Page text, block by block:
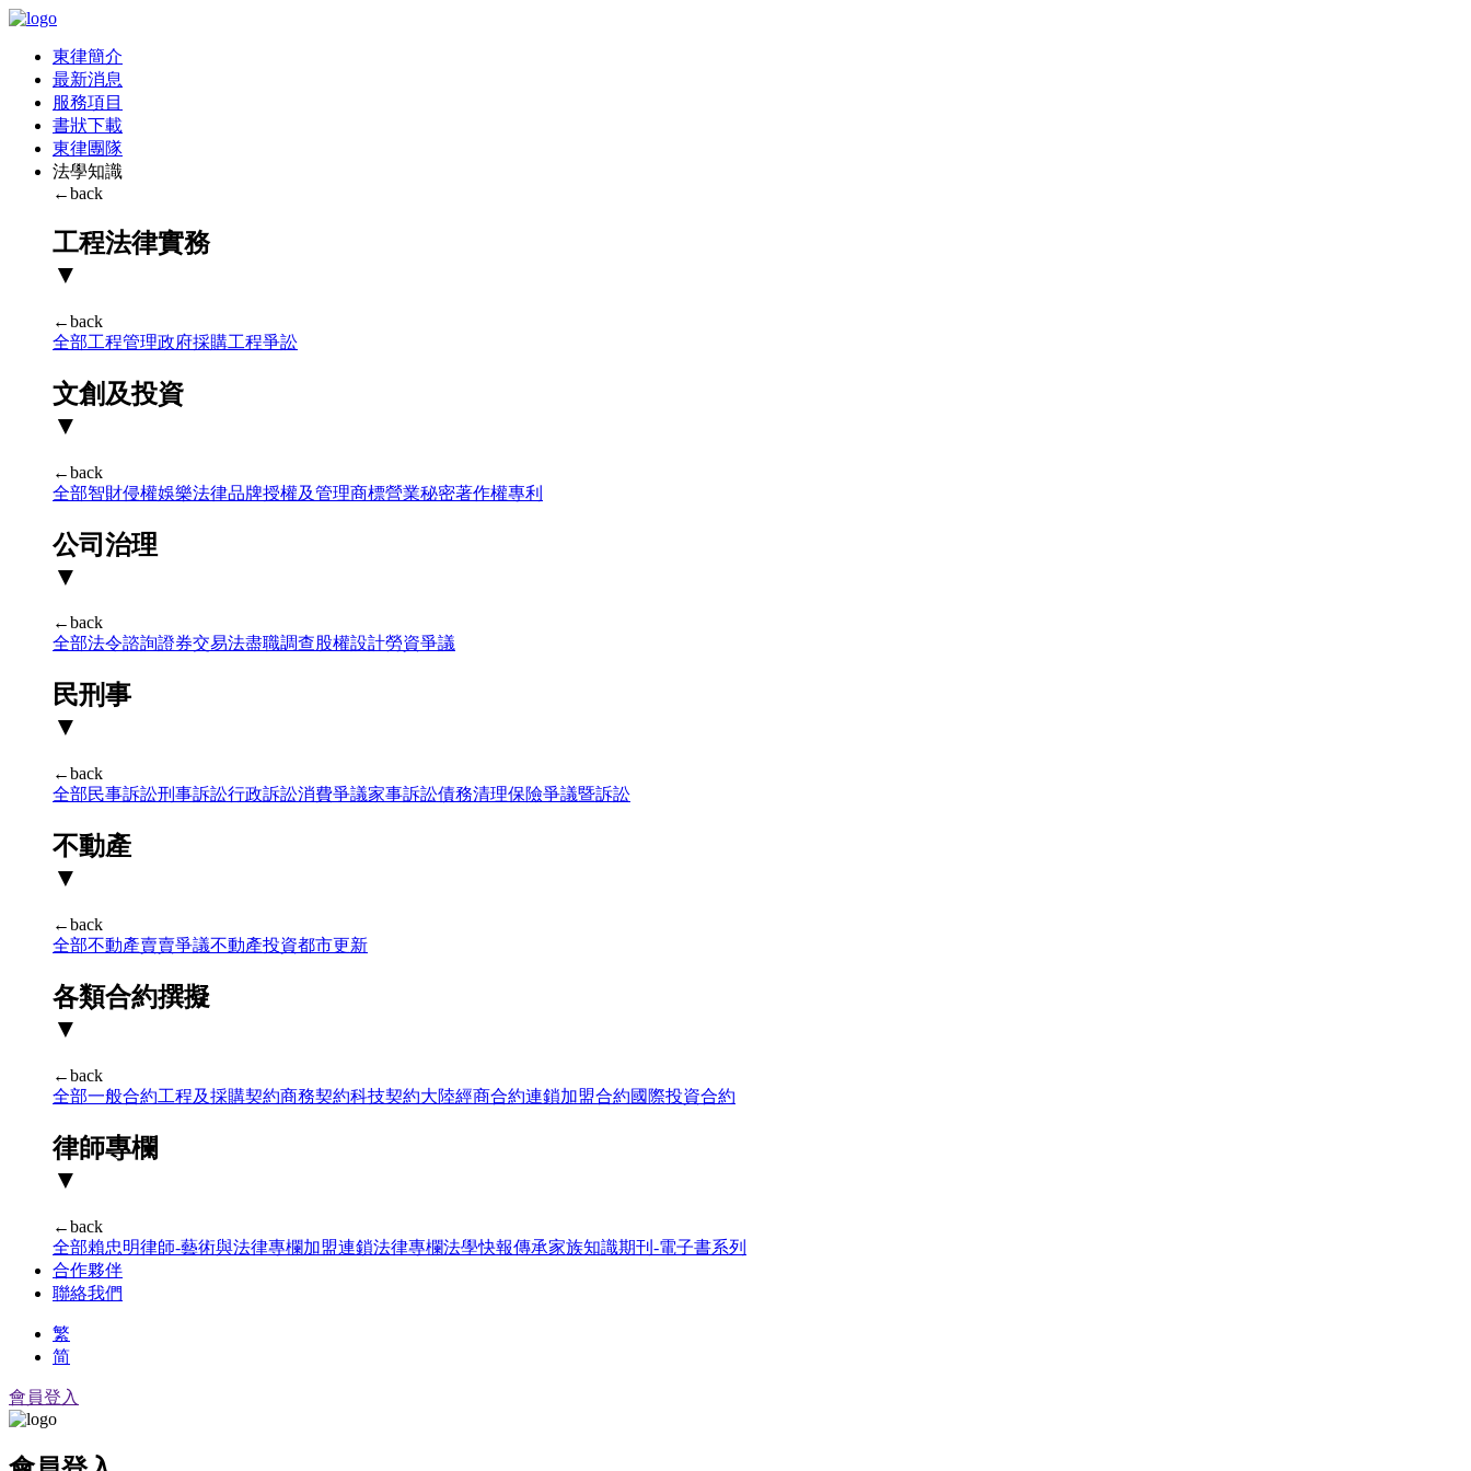
東律簡介
最新消息
服務項目
書狀下載
東律團隊
法學知識
←back
工程法律實務
▼
←back
全部工程管理政府採購工程爭訟
文創及投資
▼
←back
全部智財侵權娛樂法律品牌授權及管理商標營業秘密著作權專利
公司治理
▼
←back
全部法令諮詢證券交易法盡職調查股權設計勞資爭議
民刑事
▼
←back
全部民事訴訟刑事訴訟行政訴訟消費爭議家事訴訟債務清理保險爭議暨訴訟
不動產
▼
←back
全部不動產賣賣爭議不動產投資都市更新
各類合約撰擬
▼
←back
全部一般合約工程及採購契約商務契約科技契約大陸經商合約連鎖加盟合約國際投資合約
律師專欄
▼
←back
全部賴忠明律師-藝術與法律專欄加盟連鎖法律專欄法學快報傳承家族知識期刊-電子書系列
合作夥伴
聯絡我們
繁
简
會員登入